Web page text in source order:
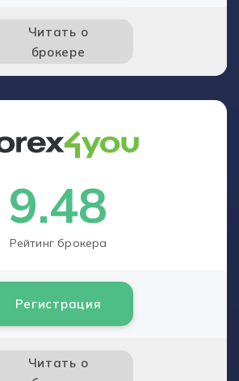
Читать о
брокере
9.48
Рейтинг брокера
Регистрация
Читать о